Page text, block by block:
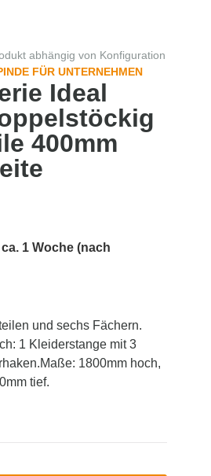
abhängig von Konfiguration
FÜR UNTERNEHMEN
Ideal
400mm
1 Woche (nach
und sechs Fächern.
1 Kleiderstange mit 3
1800mm hoch,
tief.